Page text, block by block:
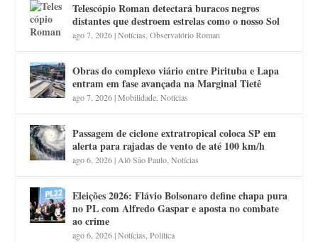
Telescópio Roman detectará buracos negros
distantes que destroem estrelas como o nosso Sol
ago 7, 2026|Notícias,Observatório Roman
Obras do complexo viário entre Pirituba e Lapa
entram em fase avançada na Marginal Tietê
ago 7, 2026|Mobilidade,Notícias
Passagem de ciclone extratropical coloca SP em
alerta para rajadas de vento de até 100 km/h
ago 6, 2026|Alô São Paulo,Notícias
Eleições 2026: Flávio Bolsonaro define chapa pura
no PL com Alfredo Gaspar e aposta no combate
ao crime
ago 6, 2026|Notícias,Política